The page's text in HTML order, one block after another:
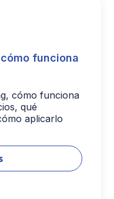
funciona
cómo funciona
qué
aplicarlo